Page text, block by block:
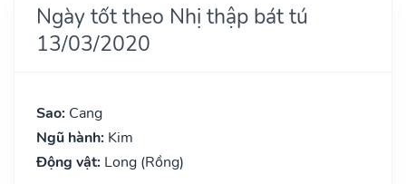
Ngày tốt theo Nhị thập bát tú
13/03/2020
Sao: Cang
Ngũ hành: Kim
Động vật: Long (Rồng)